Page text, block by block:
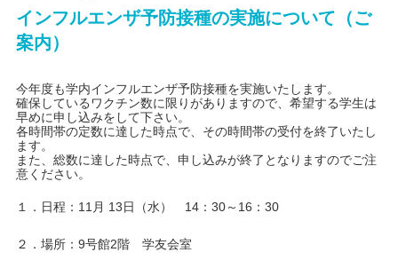
キャンパスライフ
学友会クラブ活動
インフルエンザ予防接種の実施について（ご
案内）
今年度も学内インフルエンザ予防接種を実施いたします。
確保しているワクチン数に限りがありますので、希望する学生は
早めに申し込みをして下さい。
各時間帯の定数に達した時点で、その時間帯の受付を終了いたし
ます。
また、総数に達した時点で、申し込みが終了となりますのでご注
意ください。
１．日程：11月 13日（水） 14：30～16：30
２．場所：9号館2階 学友会室